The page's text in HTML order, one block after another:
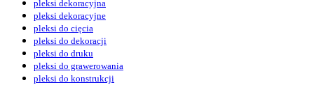
pleksi dekoracyjna
pleksi dekoracyjne
pleksi do cięcia
pleksi do dekoracji
pleksi do druku
pleksi do grawerowania
pleksi do konstrukcji